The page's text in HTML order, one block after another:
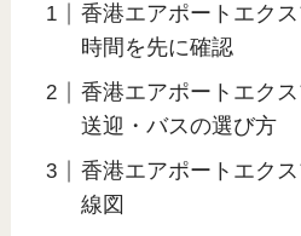
香港エアポートエク
時間を先に確認
香港エアポートエク
送迎・バスの選び方
香港エアポートエク
線図